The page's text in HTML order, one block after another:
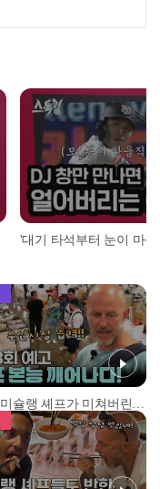
[예고] 미슐랭 셰프가 미쳐버린 이유! 본능이 깨어난 사건은?